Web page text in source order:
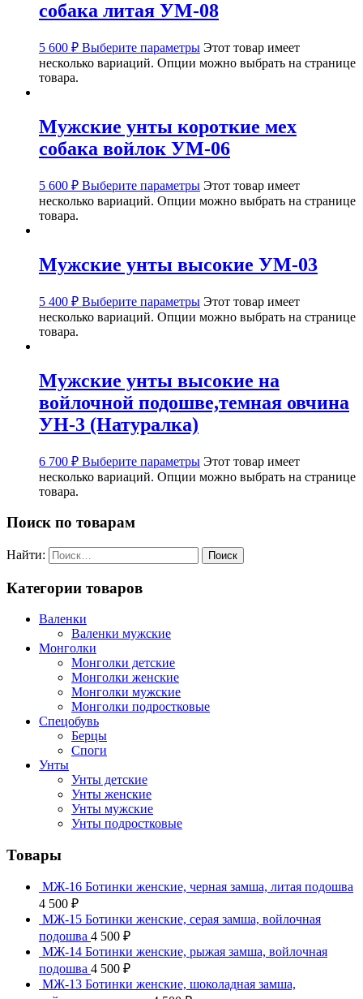
собака литая УМ-08
5 600 ₽ Выберите параметры Этот товар имеет
несколько вариаций. Опции можно выбрать на странице
товара.
Мужские унты короткие мех
собака войлок УМ-06
5 600 ₽ Выберите параметры Этот товар имеет
несколько вариаций. Опции можно выбрать на странице
товара.
Мужские унты высокие УМ-03
5 400 ₽ Выберите параметры Этот товар имеет
несколько вариаций. Опции можно выбрать на странице
товара.
Мужские унты высокие на
войлочной подошве,темная овчина
УН-3 (Натуралка)
6 700 ₽ Выберите параметры Этот товар имеет
несколько вариаций. Опции можно выбрать на странице
товара.
Поиск по товарам
Найти:
Категории товаров
Валенки
Валенки мужские
Монголки
Монголки детские
Монголки женские
Монголки мужские
Монголки подростковые
Спецобувь
Берцы
Споги
Унты
Унты детские
Унты женские
Унты мужские
Унты подростковые
Товары
МЖ-16 Ботинки женские, черная замша, литая подошва
4 500 ₽
МЖ-15 Ботинки женские, серая замша, войлочная
подошва 4 500 ₽
МЖ-14 Ботинки женские, рыжая замша, войлочная
подошва 4 500 ₽
МЖ-13 Ботинки женские, шоколадная замша,